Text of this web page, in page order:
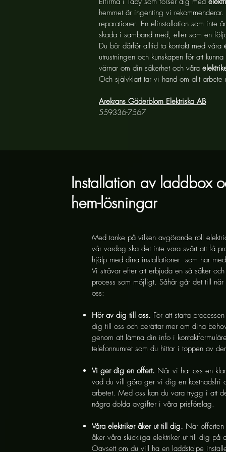
hemmet är ingenting vi
reparationer. En elinstallation som inte
skada i samband med, eller som en
Du bör därför alltid ta kontakt med våra
utrustningen och kunskapen för att
värnar om din säkerhet och våra
Och självklart tar vi hand om allt arbete
Arekrans Gäderblom Elektriska AB
559336-7567
Installation av laddbox
hem-lösningar
Med tanke på vilken avgörande roll
vår vardag ska det inte vara svårt att få
hjälp med dina installationer som har
Vi strävar efter att erbjuda en så säker
process som möjligt. Såhär går det till när
oss:
Hör av dig till oss. För att starta
dig till oss och berättar mer om dina
genom att lämna din info i
telefonnumret som du hittar i toppen av
Vi ger dig en offert. När vi har oss en
vad du vill göra ger vi dig en kostnadsfri
arbetet. Med oss kan du vara trygg i att
några dolda avgifter i våra prisförslag.
Våra elektriker åker ut till dig. När offerten
åker våra skickliga elektriker ut till dig på
Oavsett om du vill ha en laddstolpe